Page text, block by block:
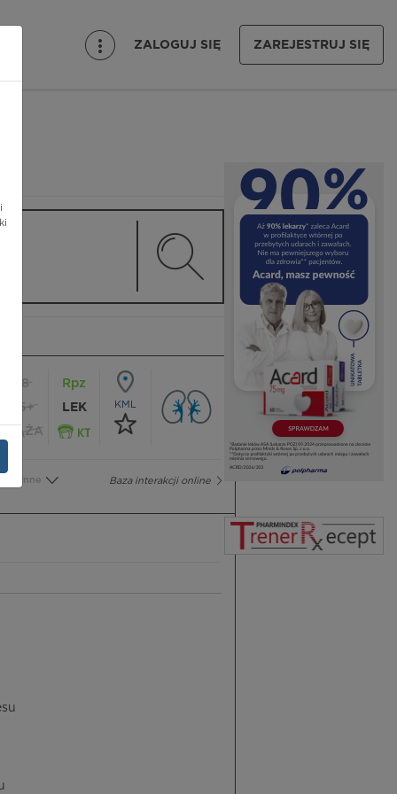
ZALOGUJ SIĘ ZAREJESTRUJ SIĘ
18
65+
CIĄŻA
Rpz
LEK
KML
Baza interakcji online
Inne